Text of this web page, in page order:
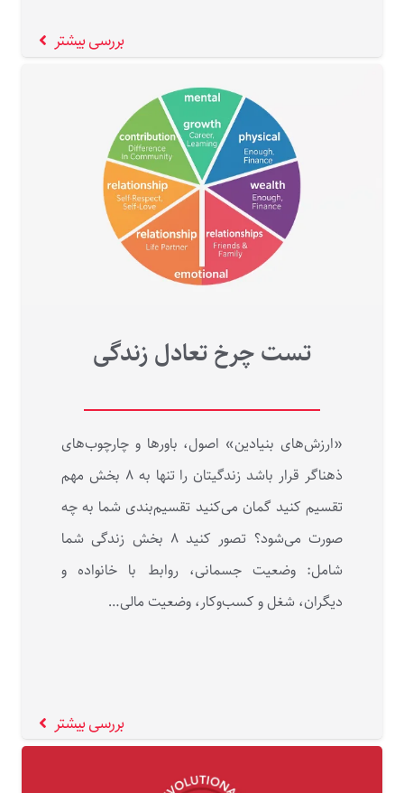
بررسی بیشتر
تست چرخ تعادل زندگی
«ارزش‌های بنیادین» اصول، باورها و چارچوب‌های
ذهناگر قرار باشد زندگیتان را تنها به ۸ بخش مهم
تقسیم کنید گمان می‌کنید تقسیم‌بندی شما به چه
صورت می‌شود؟ تصور کنید ۸ بخش زندگی شما
شامل: وضعیت جسمانی، روابط با خانواده و
دیگران، شغل و کسب‌وکار، وضعیت مالی…
بررسی بیشتر